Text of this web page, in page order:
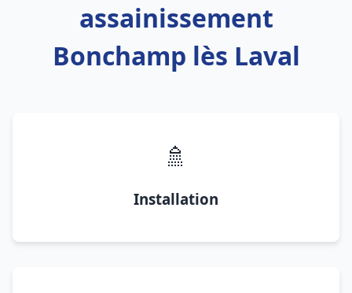
assainissement
Bonchamp lès Laval
🚿
Installation